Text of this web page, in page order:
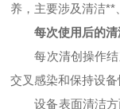
养，主要涉及清洁**
每次使用后的
每次清创操作
交叉感染和保持设备
设备表面清洁